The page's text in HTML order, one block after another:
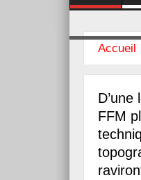
Accueil
FFM